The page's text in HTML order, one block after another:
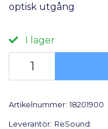
optisk utgång
I lager
Artikelnummer: 18201900
Leverantör: ReSound